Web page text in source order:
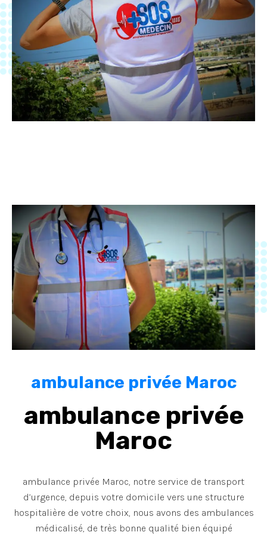
ambulance privée Maroc
ambulance privée
Maroc
ambulance privée Maroc, notre service de transport
d’urgence, depuis votre domicile vers une structure
hospitalière de votre choix, nous avons des ambulances
médicalisé, de très bonne qualité bien équipé